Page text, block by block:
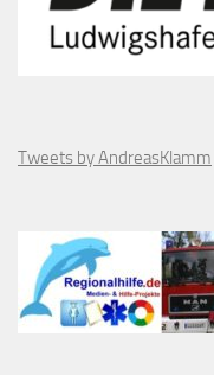
Tweets by AndreasKlamm